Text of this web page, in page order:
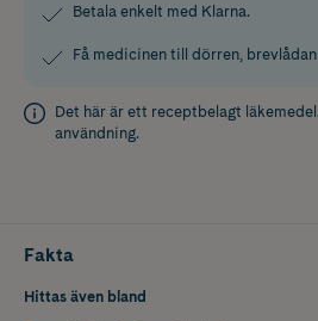
Betala enkelt med Klarna.
Få medicinen till dörren,
Det här är ett receptbelagt
användning.
Fakta
Hittas även bland